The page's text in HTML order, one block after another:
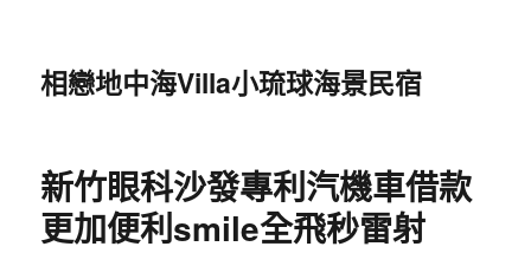
相戀地中海Villa小琉球海景民宿
新竹眼科沙發專利汽機車借款
更加便利smile全飛秒雷射